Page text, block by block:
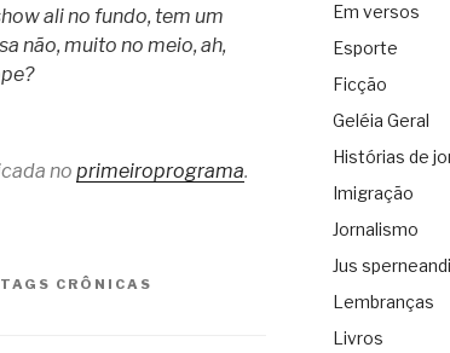
ali no fundo, tem um
não, muito no meio, ah,
no primeiroprograma.
TAGS CRÔNICAS
Em versos
Esporte
Ficção
Geléia Geral
Histórias de
Imigração
Jornalismo
Jus sperneandi
Lembranças
Livros